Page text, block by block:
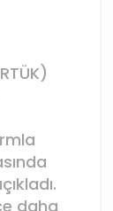
daha